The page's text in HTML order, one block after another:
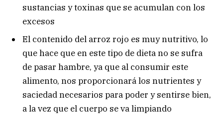
sustancias y toxinas que se acumulan con los
excesos
El contenido del arroz rojo es muy nutritivo, lo
que hace que en este tipo de dieta no se sufra
de pasar hambre, ya que al consumir este
alimento, nos proporcionará los nutrientes y
saciedad necesarios para poder y sentirse bien,
a la vez que el cuerpo se va limpiando